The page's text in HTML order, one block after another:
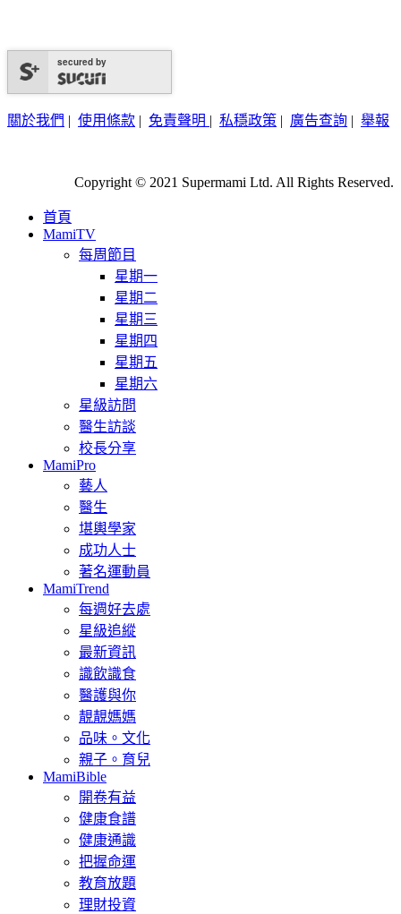
secured by
關於我們 | 使用條款 | 免責聲明 | 私穩政策 | 廣告查詢 | 舉報
Copyright © 2021 Supermami Ltd. All Rights Reserved.
首頁
MamiTV
每周節目
星期一
星期二
星期三
星期四
星期五
星期六
星級訪問
醫生訪談
校長分享
MamiPro
藝人
醫生
堪輿學家
成功人士
著名運動員
MamiTrend
每週好去處
星級追縱
最新資訊
識飲識食
醫護與你
靚靚媽媽
品味。文化
親子。育兒
MamiBible
開卷有益
健康食譜
健康通識
把握命運
教育放題
理財投資